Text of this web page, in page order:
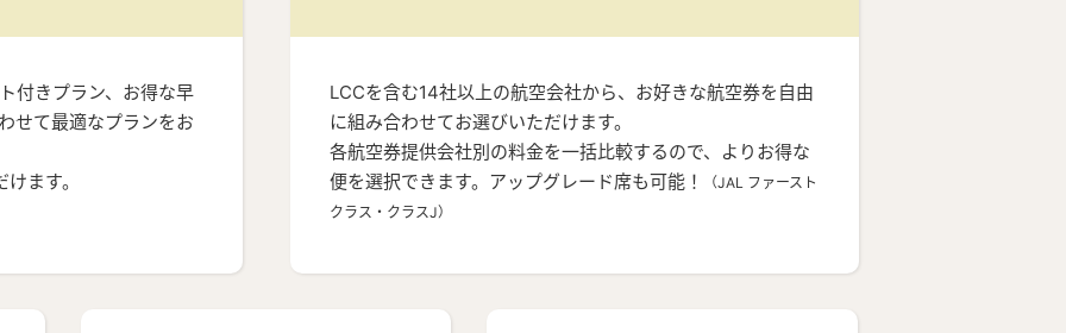
付きプラン、お得な早
せて最適なプランをお
ます。
LCCを含む14社以上の航空会社から、お好きな航空券を自由
に組み合わせてお選びいただけます。
各航空券提供会社別の料金を一括比較するので、よりお得な
便を選択できます。アップグレード席も可能！
（JAL ファースト
クラス・クラスJ）